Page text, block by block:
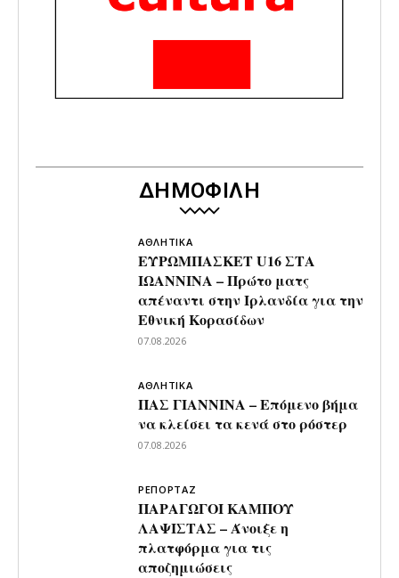
ΔΗΜΟΦΙΛΗ
ΑΘΛΗΤΙΚΑ
ΕΥΡΩΜΠΑΣΚΕΤ U16 ΣΤΑ
ΙΩΑΝΝΙΝΑ – Πρώτο ματς
απέναντι στην Ιρλανδία για την
Εθνική Κορασίδων
07.08.2026
ΑΘΛΗΤΙΚΑ
ΠΑΣ ΓΙΑΝΝΙΝΑ – Επόμενο βήμα
να κλείσει τα κενά στο ρόστερ
07.08.2026
ΡΕΠΟΡΤΑΖ
ΠΑΡΑΓΩΓΟΙ ΚΑΜΠΟΥ
ΛΑΨΙΣΤΑΣ – Άνοιξε η
πλατφόρμα για τις
αποζημιώσεις